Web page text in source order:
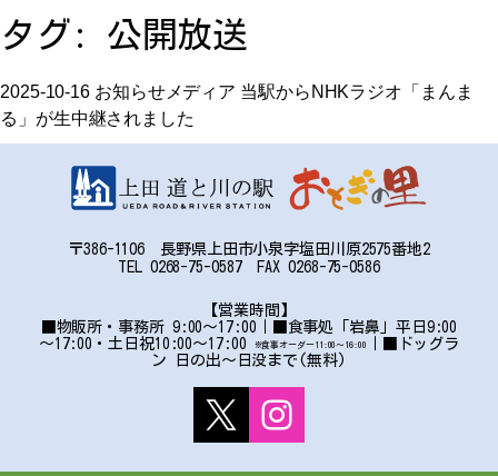
〒386-1106
長野県上田市小泉字塩田川原2575番地2
TEL:0268-75-0587 FAX:0268-75-0586
タグ: 公開放送
2025-10-16 お知らせメディア 当駅からNHKラジオ「まんま
る」が生中継されました
〒386-1106 長野県上田市小泉字塩田川原2575番地2
TEL 0268-75-0587 FAX 0268-75-0586
【営業時間】
■物販所・事務所 9:00～17:00｜■食事処「岩鼻」平日9:00
～17:00・土日祝10:00～17:00
※食事オーダー11:00〜16:00
｜■ドッグラ
ン 日の出～日没まで(無料)